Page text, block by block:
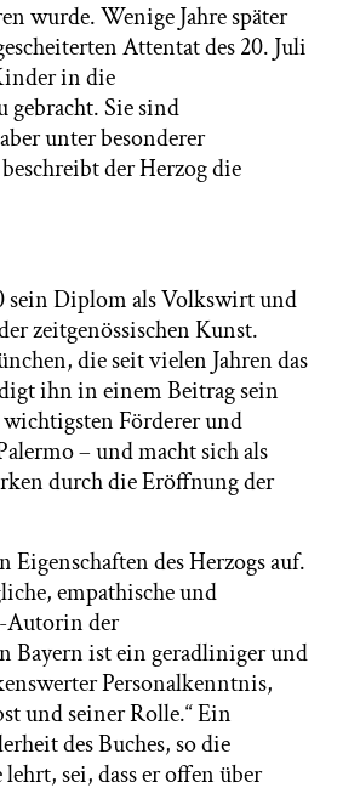
wurde. Wenige Jahre später
Attentat des 20. Juli
in die
gebracht. Sie sind
unter besonderer
der Herzog die
sein Diplom als Volkswirt und
zeitgenössischen Kunst.
die seit vielen Jahren das
ihn in einem Beitrag sein
wichtigsten Förderer und
– und macht sich als
durch die Eröffnung der
des Herzogs auf.
empathische und
Autorin der
Bayern ist ein geradliniger und
Personalkenntnis,
und seiner Rolle.“ Ein
des Buches, so die
sei, dass er offen über